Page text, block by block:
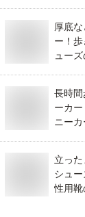
厚底
ー！
ュー
長時間
ーカ
ニーカ
立っ
シュ
性用靴